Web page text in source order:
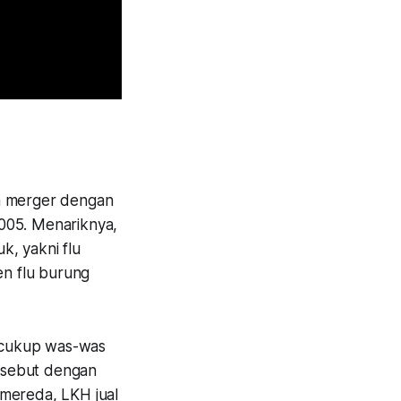
merger dengan
Menariknya,
yakni flu
flu burung
was-was
dengan
LKH jual